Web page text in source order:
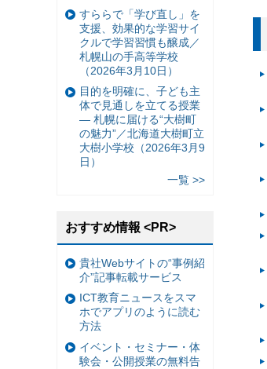
すららで「学び直し」を
支援、効果的な学習サイ
クルで学習習慣も醸成／
札幌山の手高等学校
（2026年3月10日）
目的を明確に、子ども主
体で見通しを立てる授業
— 札幌に届ける“大樹町
の魅力”／北海道大樹町立
大樹小学校（2026年3月9
日）
一覧 >>
おすすめ情報 <PR>
貴社Webサイトの“事例紹
介”記事転載サービス
ICT教育ニュースをスマ
ホでアプリのように読む
方法
イベント・セミナー・体
験会・公開授業の無料告